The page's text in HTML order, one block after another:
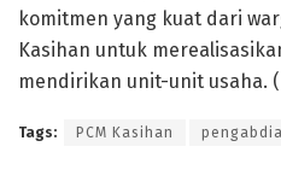
komitmen yang kuat dari
Kasihan untuk
mendirikan unit-unit usaha.
Tags: PCM Kasihan